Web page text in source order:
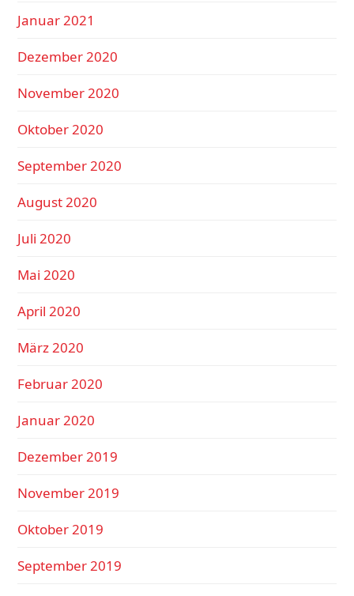
Januar 2021
Dezember 2020
November 2020
Oktober 2020
September 2020
August 2020
Juli 2020
Mai 2020
April 2020
März 2020
Februar 2020
Januar 2020
Dezember 2019
November 2019
Oktober 2019
September 2019